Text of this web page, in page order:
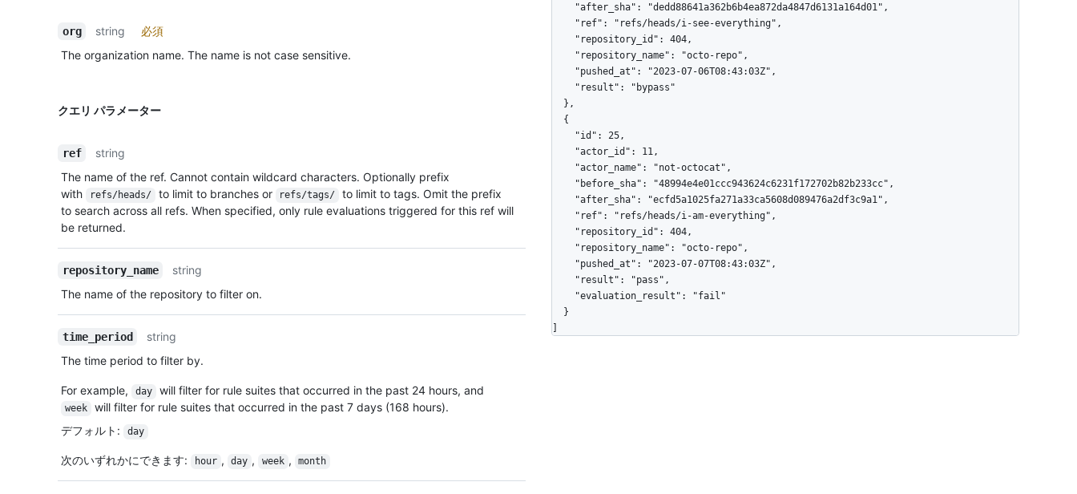
org string
必須
The organization name. The name is not case sensitive.
クエリ パラメーター
ref
string
The name of the ref. Cannot contain wildcard characters. Optionally prefix
with
refs/heads/ to limit to branches or refs/tags/
to limit to tags. Omit the prefix
to search across all refs. When specified, only rule evaluations triggered for this ref will
be returned.
repository_name
string
The name of the repository to filter on.
time_period
string
The time period to filter by.
For example, day will filter for rule suites that occurred in the past 24 hours, and
week
will filter for rule suites that occurred in the past 7 days (168 hours).
デフォルト : day
次のいずれかにできます: hour , day , week , month